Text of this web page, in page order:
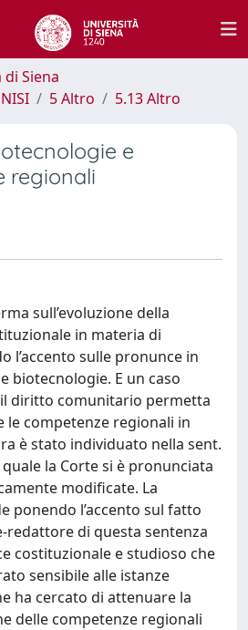
Siena
5 Altro 5.13 Altro
e
regionali
sull’evoluzione della
in materia di
l’accento sulle pronunce in
biotecnologie. E un caso
diritto comunitario permetta
le competenze regionali in
è stato individuato nella sent.
quale la Corte si è pronunciata
modificate. La
ponendo l’accento sul fatto
redattore di questa sentenza
costituzionale e studioso che
sensibile alle istanze
ha cercato di attenuare la
delle competenze regionali